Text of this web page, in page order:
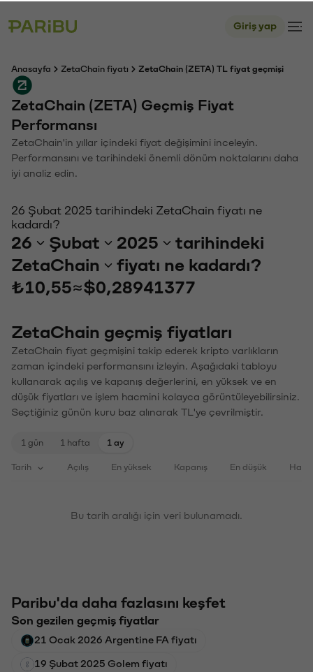
Giriş yap
Anasayfa ZetaChain fiyatı ZetaChain (ZETA) TL fiyat geçmişi
ZetaChain (ZETA) Geçmiş Fiyat
Performansı
ZetaChain'in yıllar içindeki fiyat değişimini inceleyin.
Performansını ve tarihindeki önemli dönüm noktalarını daha
iyi analiz edin.
26 Şubat 2025 tarihindeki ZetaChain fiyatı ne
kadardı?
26 Şubat 2025
tarihindeki
ZetaChain
fiyatı ne kadardı?
₺10,55≈$0,28941377
ZetaChain geçmiş fiyatları
ZetaChain fiyat geçmişini takip ederek kripto varlıkların
zaman içindeki performansını izleyin. Aşağıdaki tabloyu
kullanarak açılış ve kapanış değerlerini, en yüksek ve en
düşük fiyatları ve işlem hacmini kolayca görüntüleyebilirsiniz.
Seçtiğiniz günün kuru baz alınarak TL'ye çevrilmiştir.
1 gün 1 hafta 1 ay
Tarih Açılış En yüksek Kapanış En düşük
Bu tarih aralığı için veri bulunamadı.
Paribu'da daha fazlasını keşfet
Son gezilen geçmiş fiyatlar
21 Ocak 2026 Argentine FA fiyatı
19 Şubat 2025 Golem fiyatı